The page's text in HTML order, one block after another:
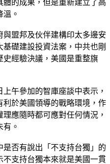
體的成果，但是重新建立了高
。
盟邦及伙伴建構印太多邊安
礎建設投資法案，中共也剛
經驗決議，美國是重整旗
午參加的智庫座談中表示，
於美國領導的戰略環境，作
應隨時都可應對任何情況，
。
是否有說出「不支持台獨」的
支持台獨本來就是美國一貫